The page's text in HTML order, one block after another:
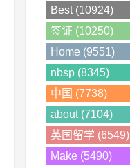
Best (10924)
签证 (10250)
Home (9551)
nbsp (8345)
中国 (7738)
about (7104)
英国留学 (6549)
Make (5490)